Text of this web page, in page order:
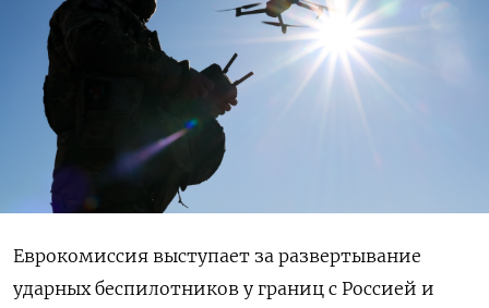
Еврокомиссия выступает за развертывание
ударных беспилотников у границ с Россией и